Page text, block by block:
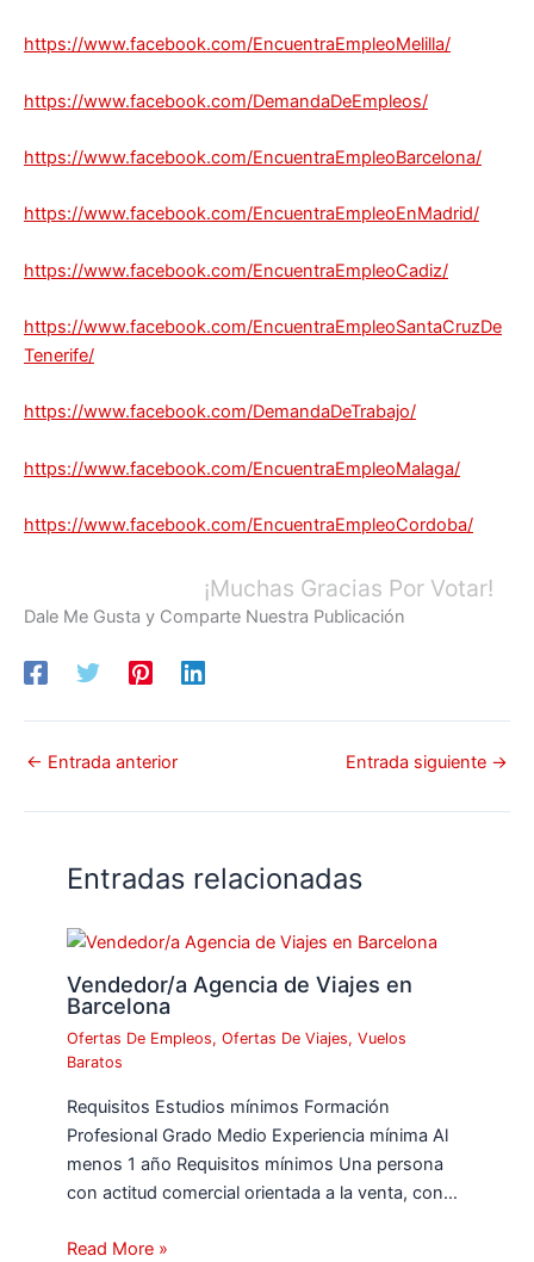
https://www.facebook.com/EncuentraEmpleoMelilla/
https://www.facebook.com/DemandaDeEmpleos/
https://www.facebook.com/EncuentraEmpleoBarcelona/
https://www.facebook.com/EncuentraEmpleoEnMadrid/
https://www.facebook.com/EncuentraEmpleoCadiz/
https://www.facebook.com/EncuentraEmpleoSantaCruzDe
Tenerife/
https://www.facebook.com/DemandaDeTrabajo/
https://www.facebook.com/EncuentraEmpleoMalaga/
https://www.facebook.com/EncuentraEmpleoCordoba/
¡Muchas Gracias Por Votar!
Dale Me Gusta y Comparte Nuestra Publicación
← Entrada anterior Entrada siguiente →
Entradas relacionadas
Vendedor/a Agencia de Viajes en
Barcelona
Ofertas De Empleos,Ofertas De Viajes,Vuelos
Baratos
Requisitos Estudios mínimos Formación
Profesional Grado Medio Experiencia mínima Al
menos 1 año Requisitos mínimos Una persona
con actitud comercial orientada a la venta, con…
Read More »